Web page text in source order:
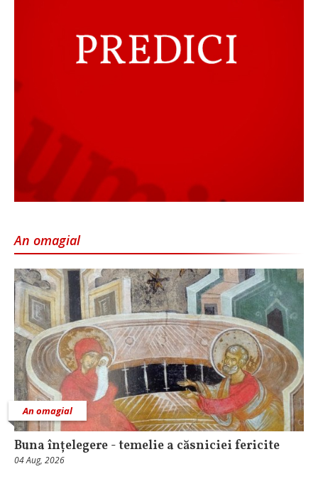
An omagial
An omagial
Buna înțelegere - temelie a căsniciei fericite
04 Aug, 2026